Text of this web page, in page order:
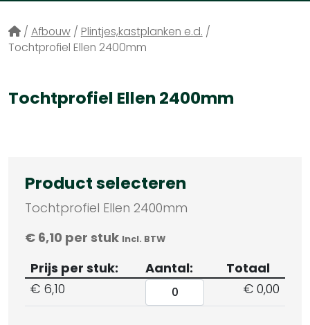
/ Afbouw / Plintjes,kastplanken e.d. /
Tochtprofiel Ellen 2400mm
Tochtprofiel Ellen 2400mm
Product selecteren
Tochtprofiel Ellen 2400mm
€ 6,10 per stuk Incl. BTW
Prijs per stuk: Aantal:
Totaal
€ 6,10 € 0,00